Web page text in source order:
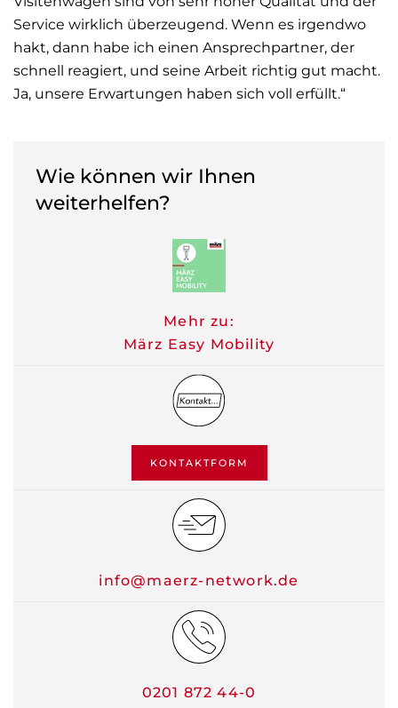
Service wirklich überzeugend. Wenn es irgendwo
hakt, dann habe ich einen Ansprechpartner, der
schnell reagiert, und seine Arbeit richtig gut macht.
Ja, unsere Erwartungen haben sich voll erfüllt.“
Wie können wir Ihnen
weiterhelfen?
Mehr zu:
März Easy Mobility
KONTAKTFORM
info@maerz-network.de
0201 872 44-0